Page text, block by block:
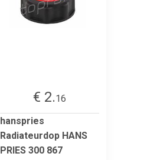
€ 2.16
hanspries
Radiateurdop HANS
PRIES 300 867